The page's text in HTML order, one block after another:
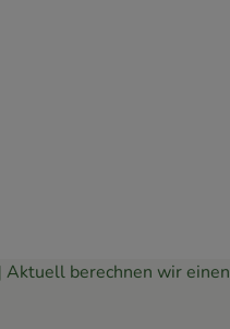
Aktuell berechnen wir einen